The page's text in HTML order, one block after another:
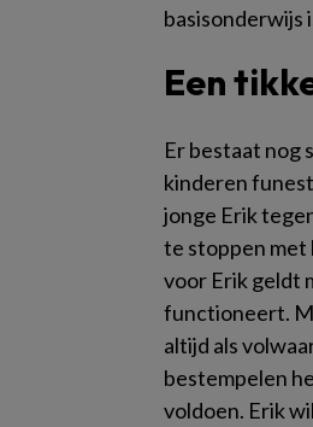
basisonderwijs
Een
Er bestaat nog
kinderen
jonge Erik
te stoppen met
voor Erik geldt
functioneert.
altijd als
bestempelen
voldoen. Erik